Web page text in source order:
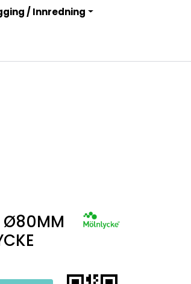
/ Innredning
Ø80MM